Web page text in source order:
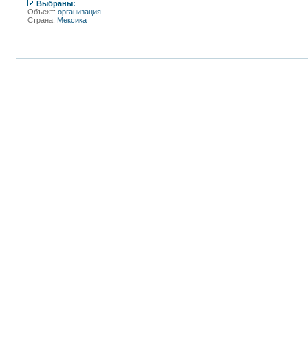
Выбраны:
Объект: организация
Страна: Мексика